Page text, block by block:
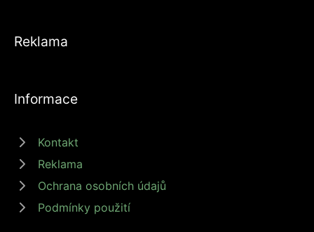
Reklama
Informace
Kontakt
Reklama
Ochrana osobních údajů
Podmínky použití